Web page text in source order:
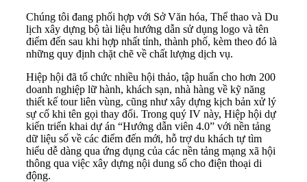
Chúng tôi đang phối hợp với Sở Văn hóa, Thể thao và Du
lịch xây dựng bộ tài liệu hướng dẫn sử dụng logo và tên
điểm đến sau khi hợp nhất tỉnh, thành phố, kèm theo đó là
những quy định chặt chẽ về chất lượng dịch vụ.
Hiệp hội đã tổ chức nhiều hội thảo, tập huấn cho hơn 200
doanh nghiệp lữ hành, khách sạn, nhà hàng về kỹ năng
thiết kế tour liên vùng, cũng như xây dựng kịch bản xử lý
sự cố khi tên gọi thay đổi. Trong quý IV này, Hiệp hội dự
kiến triển khai dự án “Hướng dẫn viên 4.0” với nền tảng
dữ liệu số về các điểm đến mới, hỗ trợ du khách tự tìm
hiểu dễ dàng qua ứng dụng của các nền tảng mạng xã hội
thông qua việc xây dựng nội dung số cho điện thoại di
động.